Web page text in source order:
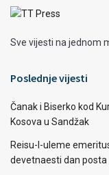
Sve vijesti na jednom
Poslednje vijesti
Čanak i Biserko kod
Kosova u Sandžak
Reisu-l-uleme
devetnaesti dan posta